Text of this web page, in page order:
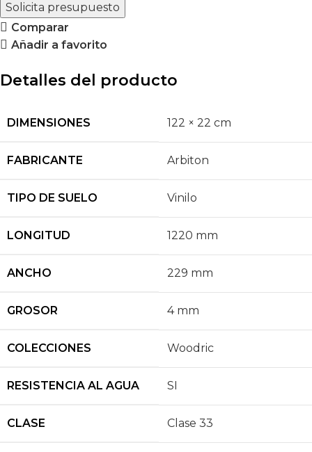
Solicita presupuesto
Comparar
Añadir a favorito
Detalles del producto
DIMENSIONES 122 × 22 cm
FABRICANTE Arbiton
TIPO DE SUELO Vinilo
LONGITUD 1220 mm
ANCHO 229 mm
GROSOR 4 mm
COLECCIONES Woodric
RESISTENCIA AL AGUA SI
CLASE Clase 33